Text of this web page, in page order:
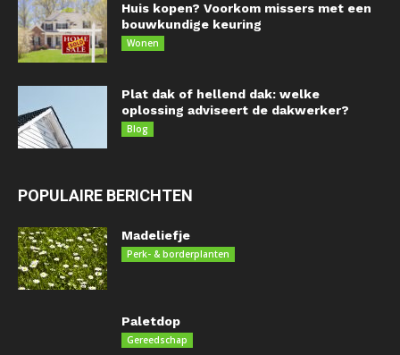
Huis kopen? Voorkom missers met een
bouwkundige keuring
Wonen
Plat dak of hellend dak: welke
oplossing adviseert de dakwerker?
Blog
POPULAIRE BERICHTEN
Madeliefje
Perk- & borderplanten
Paletdop
Gereedschap